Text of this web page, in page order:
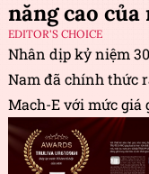
năng cao của
EDITOR'S CHOICE
Nhân dịp kỷ niệm
Nam đã chính thức
Mach-E với mức giá